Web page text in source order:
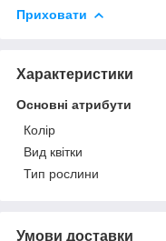
Приховати
Характеристики
Основні атрибути
Колір
Вид квітки
Тип рослини
Умови доставки